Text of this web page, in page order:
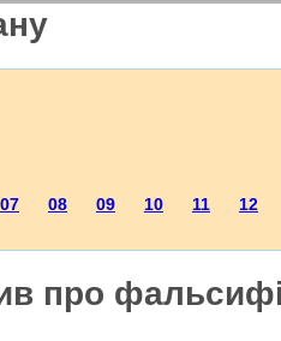
07 08 09 10 11 12
про